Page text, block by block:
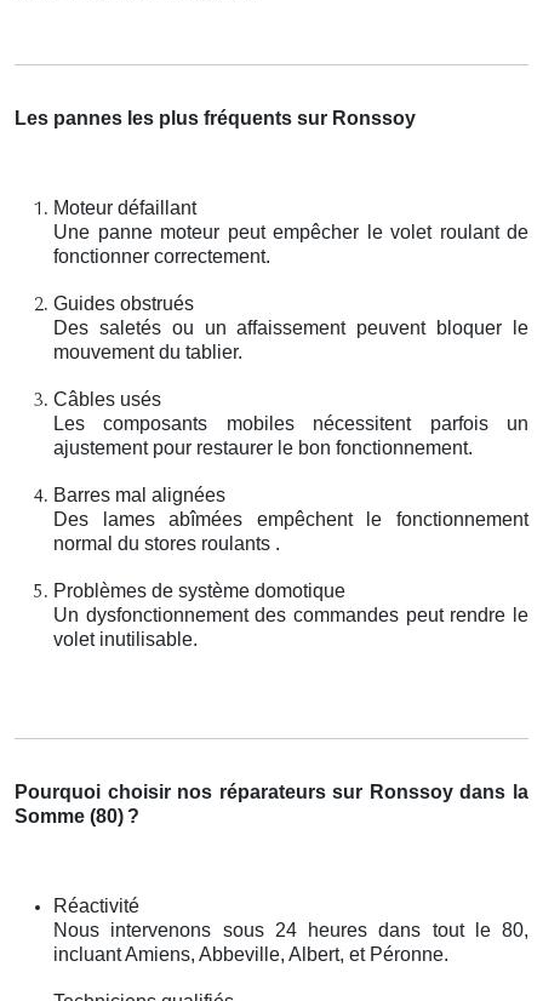
Les pannes les plus fréquents sur Ronssoy
Moteur défaillant
Une panne moteur peut empêcher le volet roulant de
fonctionner correctement.
Guides obstrués
Des saletés ou un affaissement peuvent bloquer le
mouvement du tablier.
Câbles usés
Les composants mobiles nécessitent parfois un
ajustement pour restaurer le bon fonctionnement.
Barres mal alignées
Des lames abîmées empêchent le fonctionnement
normal du stores roulants .
Problèmes de système domotique
Un dysfonctionnement des commandes peut rendre le
volet inutilisable.
Pourquoi choisir nos réparateurs sur Ronssoy dans la
Somme (80) ?
Réactivité
Nous intervenons sous 24 heures dans tout le 80,
incluant Amiens, Abbeville, Albert, et Péronne.